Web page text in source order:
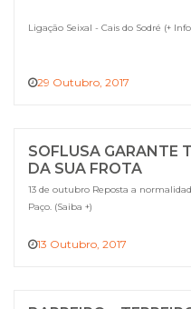
Ligação Seixal - Cais do Sodré (+
29 Outubro, 2017
SOFLUSA GARANTE
DA SUA FROTA
13 de outubro Reposta a
Paço. (Saiba +)
13 Outubro, 2017